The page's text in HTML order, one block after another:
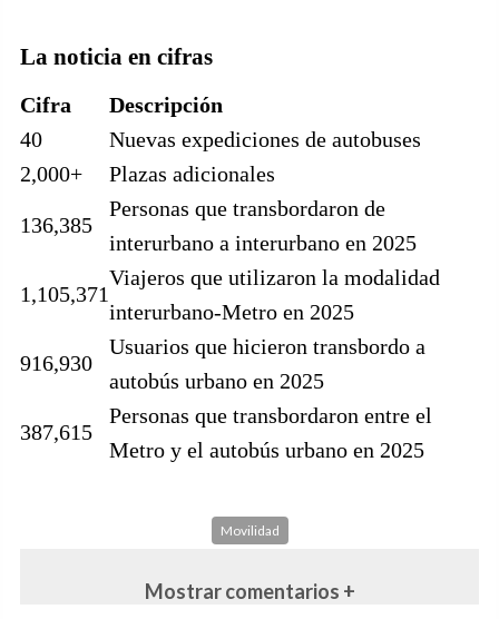
La noticia en cifras
Cifra
Descripción
40
Nuevas expediciones de autobuses
2,000+
Plazas adicionales
136,385
Personas que transbordaron de
interurbano a interurbano en 2025
1,105,371
Viajeros que utilizaron la modalidad
interurbano-Metro en 2025
916,930
Usuarios que hicieron transbordo a
autobús urbano en 2025
387,615
Personas que transbordaron entre el
Metro y el autobús urbano en 2025
Movilidad
Mostrar comentarios +